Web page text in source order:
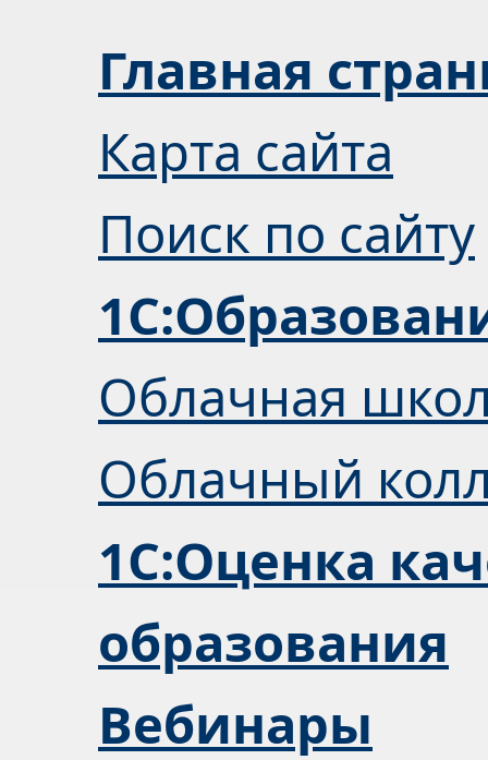
Главная
Карта сайта
Поиск по сайту
Облачная
Облачный
1С:Оценка
образования
Вебинары